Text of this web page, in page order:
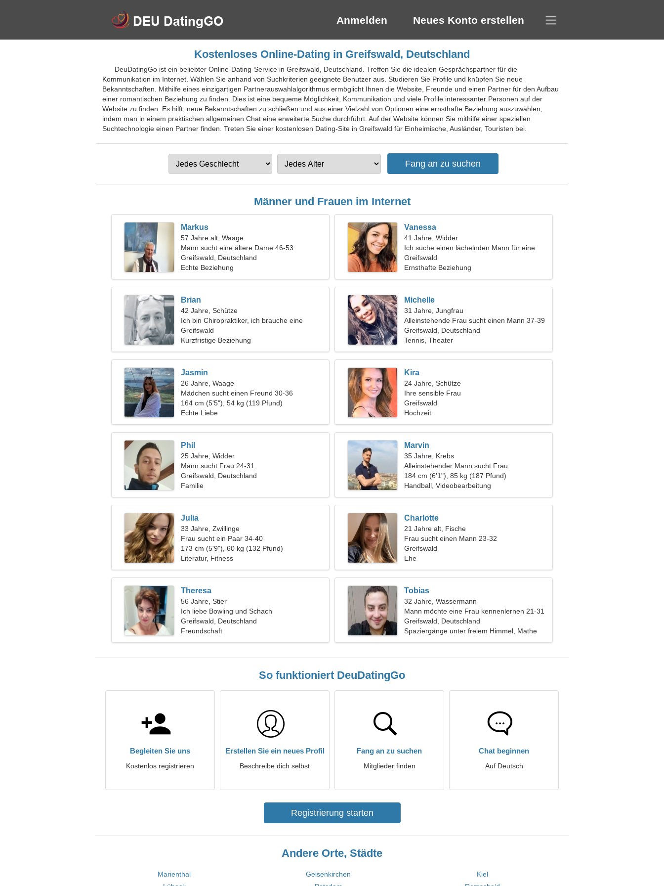
Anmelden Neues Konto erstellen
Kostenloses Online-Dating in Greifswald, Deutschland
DeuDatingGo ist ein beliebter Online-Dating-Service in Greifswald, Deutschland. Treffen Sie die idealen Gesprächspartner für die
Kommunikation im Internet. Wählen Sie anhand von Suchkriterien geeignete Benutzer aus. Studieren Sie Profile und knüpfen Sie neue
Bekanntschaften. Mithilfe eines einzigartigen Partnerauswahlalgorithmus ermöglicht Ihnen die Website, Freunde und einen Partner für den Aufbau
einer romantischen Beziehung zu finden. Dies ist eine bequeme Möglichkeit, Kommunikation und viele Profile interessanter Personen auf der
Website zu finden. Es hilft, neue Bekanntschaften zu schließen und aus einer Vielzahl von Optionen eine ernsthafte Beziehung auszuwählen,
indem man in einem praktischen allgemeinen Chat eine erweiterte Suche durchführt. Auf der Website können Sie mithilfe einer speziellen
Suchtechnologie einen Partner finden. Treten Sie einer kostenlosen Dating-Site in Greifswald für Einheimische, Ausländer, Touristen bei.
Männer und Frauen im Internet
Markus
57 Jahre alt, Waage
Mann sucht eine ältere Dame 46-53
Greifswald, Deutschland
Echte Beziehung
Vanessa
41 Jahre, Widder
Ich suche einen lächelnden Mann für eine
Familie
Greifswald
Ernsthafte Beziehung
Brian
42 Jahre, Schütze
Ich bin Chiropraktiker, ich brauche eine
verspielte Frau
Greifswald
Kurzfristige Beziehung
Michelle
31 Jahre, Jungfrau
Alleinstehende Frau sucht einen Mann 37-39
Greifswald, Deutschland
Tennis, Theater
Jasmin
26 Jahre, Waage
Mädchen sucht einen Freund 30-36
164 cm (5'5"), 54 kg (119 Pfund)
Echte Liebe
Kira
24 Jahre, Schütze
Ihre sensible Frau
Greifswald
Hochzeit
Phil
25 Jahre, Widder
Mann sucht Frau 24-31
Greifswald, Deutschland
Familie
Marvin
35 Jahre, Krebs
Alleinstehender Mann sucht Frau
184 cm (6'1"), 85 kg (187 Pfund)
Handball, Videobearbeitung
Julia
33 Jahre, Zwillinge
Frau sucht ein Paar 34-40
173 cm (5'9"), 60 kg (132 Pfund)
Literatur, Fitness
Charlotte
21 Jahre alt, Fische
Frau sucht einen Mann 23-32
Greifswald
Ehe
Theresa
56 Jahre, Stier
Ich liebe Bowling und Schach
Greifswald, Deutschland
Freundschaft
Tobias
32 Jahre, Wassermann
Mann möchte eine Frau kennenlernen 21-31
Greifswald, Deutschland
Spaziergänge unter freiem Himmel, Mathe
So funktioniert DeuDatingGo
Begleiten Sie uns
Kostenlos registrieren
Erstellen Sie ein neues Profil
Beschreibe dich selbst
Fang an zu suchen
Mitglieder finden
Chat beginnen
Auf Deutsch
Registrierung starten
Andere Orte, Städte
Marienthal Gelsenkirchen
Kiel